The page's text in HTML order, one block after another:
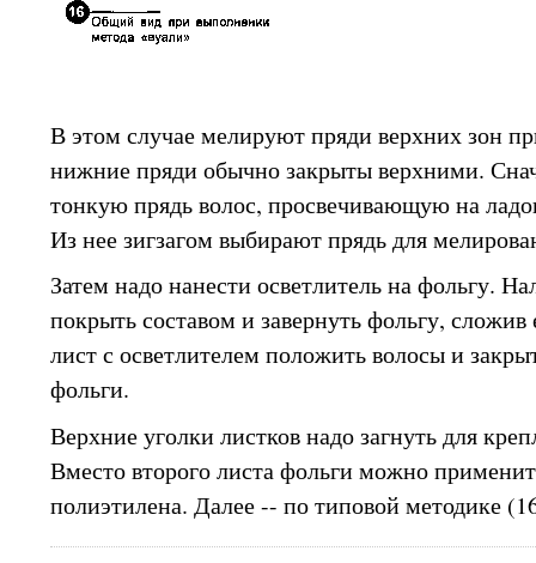
В этом случае мелируют пряди верхних зон
нижние пряди обычно закрыты верхними.
тонкую прядь волос, просвечивающую на
Из нее зигзагом выбирают прядь для
Затем надо нанести осветлитель на фольгу.
покрыть составом и завернуть фольгу,
лист с осветлителем положить волосы и
фольги.
Верхние уголки листков надо загнуть для
Вместо второго листа фольги можно
полиэтилена. Далее -- по типовой методике